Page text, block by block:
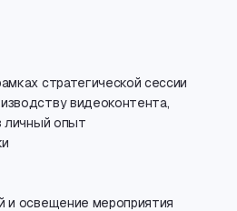
стратегической сессии
видеоконтента,
личный опыт
и освещение мероприятия